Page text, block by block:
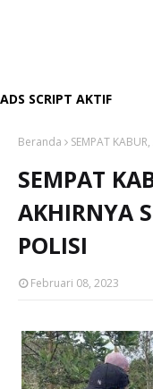
ADS SCRIPT AKTIF
Beranda SEMPAT
SEMPAT
AKHIRNYA
POLISI
Februari 08, 2023